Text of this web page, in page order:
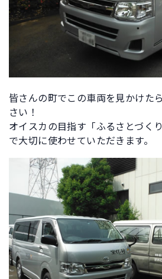
皆さんの町でこの車両を見かけた
さい！
オイスカの目指す「ふるさとづく
で大切に使わせていただきます。